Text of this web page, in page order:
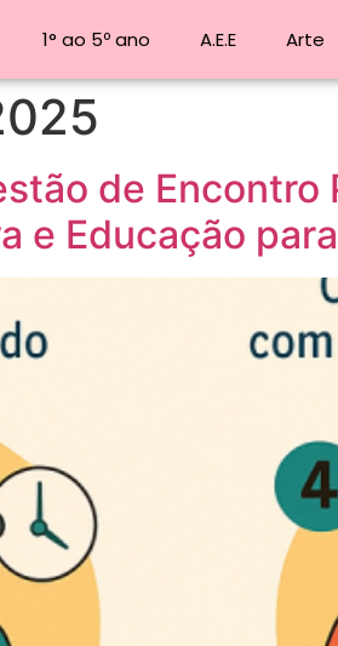
1° ao 5º ano A.E.E Arte
de
e Educação